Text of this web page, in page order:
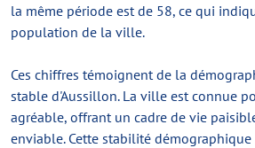
la même période est de 58, ce qui
population de la ville.
Ces chiffres témoignent de la
stable d'Aussillon. La ville est connue
agréable, offrant un cadre de vie
enviable. Cette stabilité